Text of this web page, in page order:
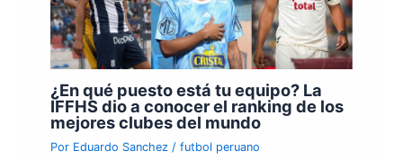
¿En qué puesto está tu equipo? La
IFFHS dio a conocer el ranking de los
mejores clubes del mundo
Por Eduardo Sanchez/futbol peruano